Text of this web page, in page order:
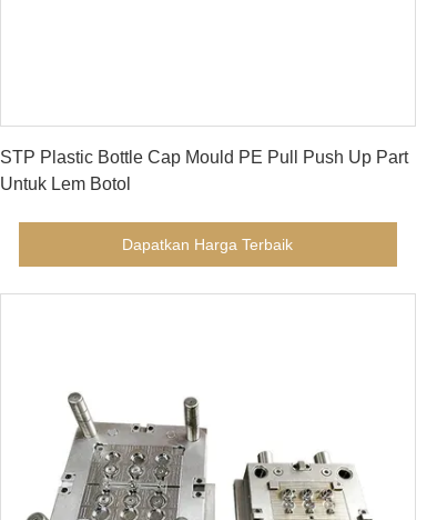
STP Plastic Bottle Cap Mould PE Pull Push Up Part
Untuk Lem Botol
Dapatkan Harga Terbaik